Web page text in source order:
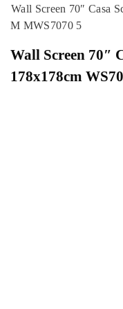
Wall Screen 70″ Casa
M MWS7070 5
Wall Screen 70″
178x178cm